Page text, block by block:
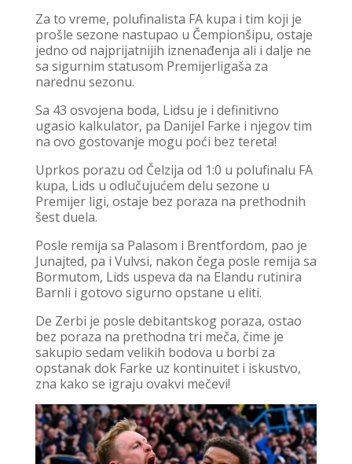
Za to vreme, polufinalista FA kupa i tim koji je
prošle sezone nastupao u Čempionšipu, ostaje
jedno od najprijatnijih iznenađenja ali i dalje ne
sa sigurnim statusom Premijerligaša za
narednu sezonu.
Sa 43 osvojena boda, Lidsu je i definitivno
ugasio kalkulator, pa Danijel Farke i njegov tim
na ovo gostovanje mogu poći bez tereta!
Uprkos porazu od Čelzija od 1:0 u polufinalu FA
kupa, Lids u odlučujućem delu sezone u
Premijer ligi, ostaje bez poraza na prethodnih
šest duela.
Posle remija sa Palasom i Brentfordom, pao je
Junajted, pa i Vulvsi, nakon čega posle remija sa
Bormutom, Lids uspeva da na Elandu rutinira
Barnli i gotovo sigurno opstane u eliti.
De Zerbi je posle debitantskog poraza, ostao
bez poraza na prethodna tri meča, čime je
sakupio sedam velikih bodova u borbi za
opstanak dok Farke uz kontinuitet i iskustvo,
zna kako se igraju ovakvi mečevi!